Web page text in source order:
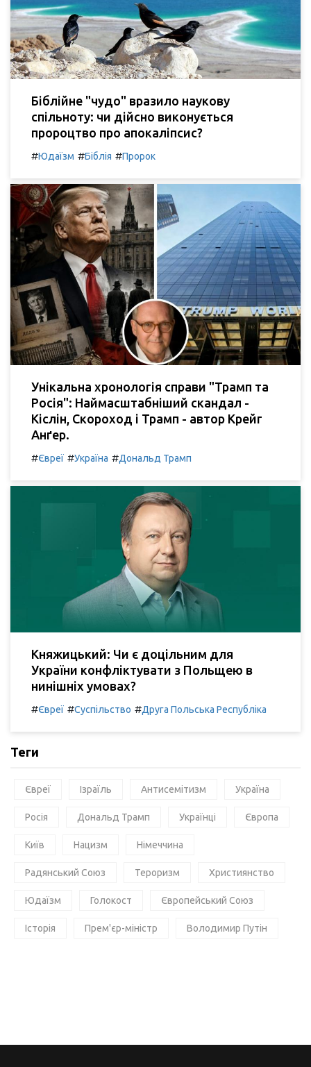
Біблійне "чудо" вразило наукову
спільноту: чи дійсно виконується
пророцтво про апокаліпсис?
#Юдаїзм #Біблія #Пророк
Унікальна хронологія справи "Трамп та
Росія": Наймасштабніший скандал -
Кіслін, Скороход і Трамп - автор Крейг
Анґер.
#Євреї #Україна #Дональд Трамп
Княжицький: Чи є доцільним для
України конфліктувати з Польщею в
нинішніх умовах?
#Євреї #Суспільство #Друга Польська Республіка
Теги
Євреї Ізраїль Антисемітизм Україна
Росія Дональд Трамп Українці Європа
Київ Нацизм Німеччина
Радянський Союз Тероризм Християнство
Юдаїзм Голокост Європейський Союз
Історія Прем'єр-міністр Володимир Путін